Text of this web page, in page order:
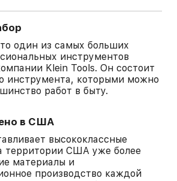
один из самых больших
инструментов
Klein Tools. Он состоит
инструмента, которыми можно
работ в быту.
в США
высококлассные
территории США уже более
материалы и
производство каждой